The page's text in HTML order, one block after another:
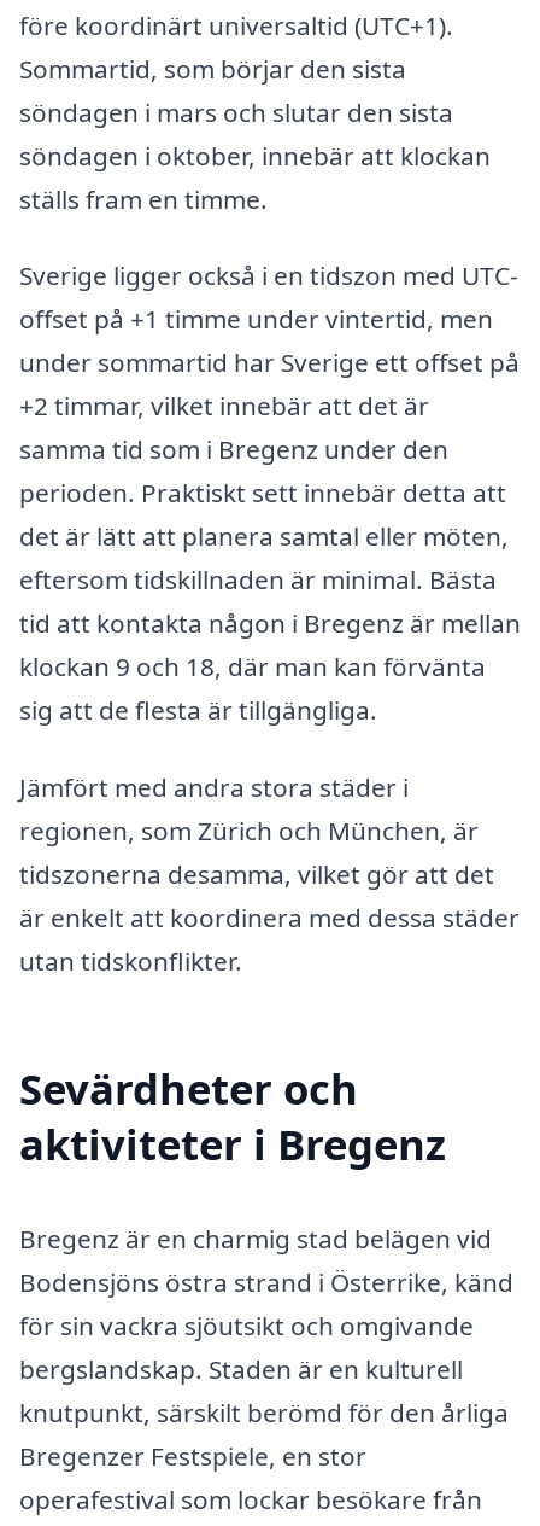
före koordinärt universaltid (UTC+1).
Sommartid, som börjar den sista
söndagen i mars och slutar den sista
söndagen i oktober, innebär att klockan
ställs fram en timme.
Sverige ligger också i en tidszon med UTC-
offset på +1 timme under vintertid, men
under sommartid har Sverige ett offset på
+2 timmar, vilket innebär att det är
samma tid som i Bregenz under den
perioden. Praktiskt sett innebär detta att
det är lätt att planera samtal eller möten,
eftersom tidskillnaden är minimal. Bästa
tid att kontakta någon i Bregenz är mellan
klockan 9 och 18, där man kan förvänta
sig att de flesta är tillgängliga.
Jämfört med andra stora städer i
regionen, som Zürich och München, är
tidszonerna desamma, vilket gör att det
är enkelt att koordinera med dessa städer
utan tidskonflikter.
Sevärdheter och
aktiviteter i Bregenz
Bregenz är en charmig stad belägen vid
Bodensjöns östra strand i Österrike, känd
för sin vackra sjöutsikt och omgivande
bergslandskap. Staden är en kulturell
knutpunkt, särskilt berömd för den årliga
Bregenzer Festspiele, en stor
operafestival som lockar besökare från